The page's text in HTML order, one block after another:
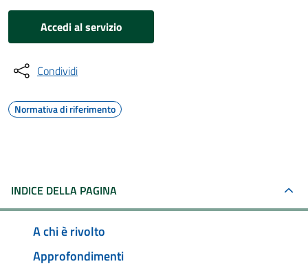
Accedi al servizio
Condividi
Normativa di riferimento
INDICE DELLA PAGINA
A chi è rivolto
Approfondimenti